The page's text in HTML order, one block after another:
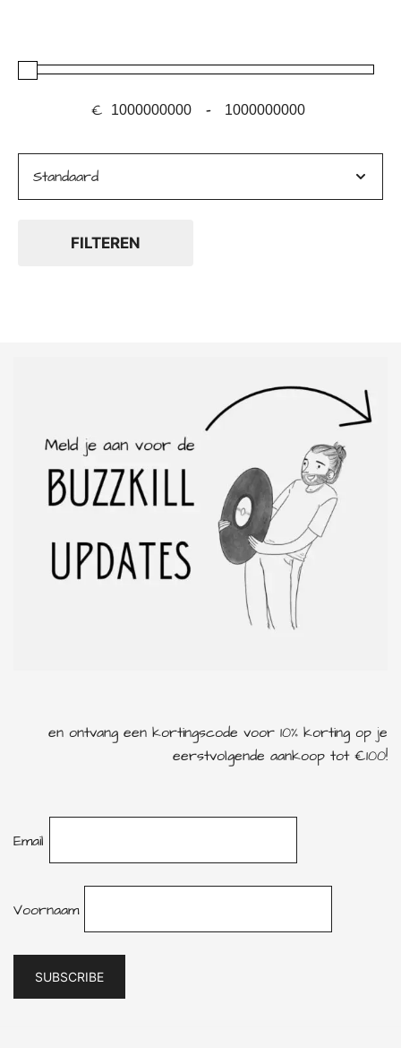
€
Minimale prijs
-
Maximale prijs
Sorteer producten
FILTEREN
en ontvang een kortingscode voor 10% korting op je
eerstvolgende aankoop tot €100!
Email
Voornaam